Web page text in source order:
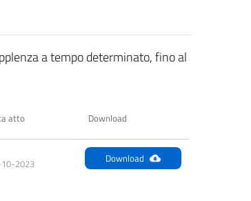
a tempo determinato, fino al
atto Download
2023 Download